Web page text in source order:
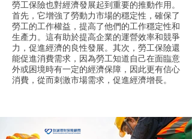
勞工保險也對經濟發展起到重要的推動作用。
首先，它增強了勞動力市場的穩定性，確保了
勞工的工作權益，提高了他們的工作穩定性和
生產力。這有助於提高企業的運營效率和競爭
力，促進經濟的良性發展。其次，勞工保險還
能促進消費需求，因為勞工知道自己在面臨意
外或困境時有一定的經濟保障，因此更有信心
消費，從而刺激市場需求，促進經濟增長。